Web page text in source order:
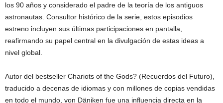
los 90 años y considerado el padre de la teoría de los antiguos
astronautas. Consultor histórico de la serie, estos episodios
estreno incluyen sus últimas participaciones en pantalla,
reafirmando su papel central en la divulgación de estas ideas a
nivel global.
Autor del bestseller Chariots of the Gods? (Recuerdos del Futuro),
traducido a decenas de idiomas y con millones de copias vendidas
en todo el mundo, von Däniken fue una influencia directa en la